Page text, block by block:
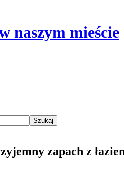
naszym mieście
zapach z